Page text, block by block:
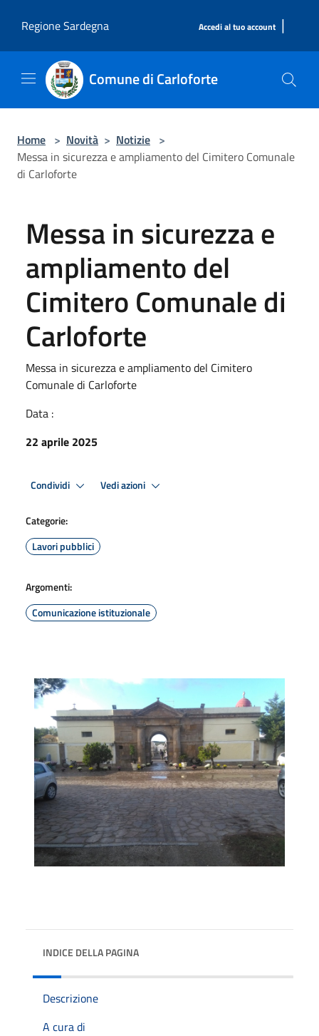
Regione Sardegna
Accedi al tuo account |
Comune di Carloforte
Home > Novità > Notizie >
Messa in sicurezza e ampliamento del Cimitero Comunale
di Carloforte
Messa in sicurezza e
ampliamento del
Cimitero Comunale di
Carloforte
Messa in sicurezza e ampliamento del Cimitero
Comunale di Carloforte
Data :
22 aprile 2025
Condividi Vedi azioni
Categorie:
Lavori pubblici
Argomenti:
Comunicazione istituzionale
INDICE DELLA PAGINA
Descrizione
A cura di